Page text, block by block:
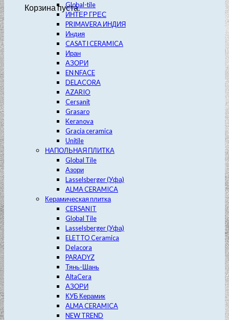
Корзина пуста.Global-tile
ИНТЕР ГРЕС
PRIMAVERA ИНДИЯ
Индия
CASATI CERAMICA
Иран
АЗОРИ
EN NFACE
DELACORA
AZARIO
Cersanit
Grasaro
Keranova
Gracia ceramica
Unitile
НАПОЛЬНАЯ ПЛИТКА
Global Tile
Азори
Lasselsberger (Уфа)
ALMA CERAMICA
Керамическая плитка
CERSANIT
Global Tile
Lasselsberger (Уфа)
ELETTO Ceramica
Delacora
PARADYZ
Тянь-Шань
AltaCera
АЗОРИ
КУБ Керамик
ALMA CERAMICA
NEW TREND